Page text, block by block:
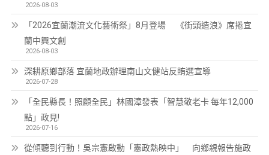
2026-08-03
「2026宜蘭潮流文化藝術祭」8月登場 《街頭造浪》席捲宜
蘭中興文創
2026-08-03
深耕原鄉部落 宜蘭地政辦理南山文健站反賄選宣導
2026-07-28
「全民縣長！照顧全民」林國漳發表「智慧敬老卡 每年12,000
點」政見!
2026-07-16
從傾聽到行動！吳宗憲啟動「憲政熱映中」 向鄉親報告施政